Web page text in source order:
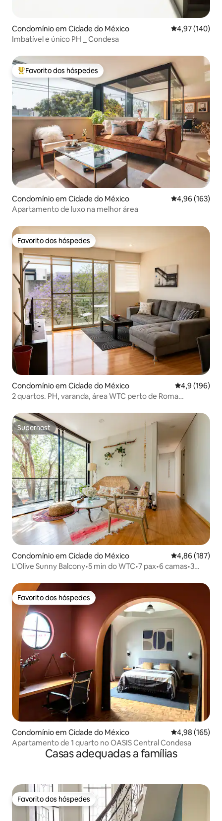
Condomínio em Cidade do México Classificação
4,97 (140)
Imbatível e único PH _ Condesa
Favoritos dos hóspedes mais apreciados
Favorito dos hóspedes
Condomínio em Cidade do México Classificação
4,96 (163)
Apartamento de luxo na melhor área
Favorito dos hóspedes
Favorito dos hóspedes
Condomínio em Cidade do México Classificação
4,9 (196)
2 quartos. PH, varanda, área WTC perto de Roma
Superhost
Superhost
Condomínio em Cidade do México Classificação
4,86 (187)
L'Olive Sunny Balcony•5 min do WTC•7 pax•6 camas•3
Favorito dos hóspedes
Favorito dos hóspedes
Condomínio em Cidade do México Classificação
4,98 (165)
Apartamento de 1 quarto no OASIS Central Condesa
Casas adequadas a famílias
Favorito dos hóspedes
Favorito dos hóspedes